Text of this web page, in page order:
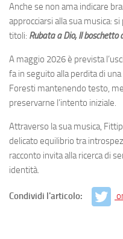
Anche se non ama indicare
approcciarsi alla sua musica:
titoli: Rubata a Dio, Il boschetto
A maggio 2026 è prevista
fa in seguito alla perdita di
Foresti mantenendo testo,
preservarne l’intento iniziale.
Attraverso la sua musica,
delicato equilibrio tra
racconto invita alla ricerca di
identità.
Condividi l'articolo: